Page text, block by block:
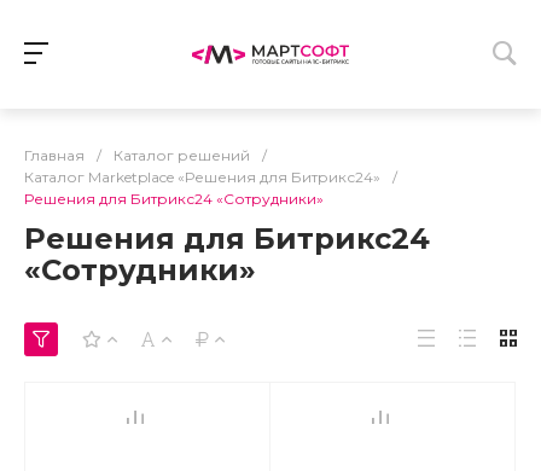
Главная / Каталог решений
/
Каталог Marketplace «Решения для Битрикс24»
/
Решения для Битрикс24 «Сотрудники»
Решения для Битрикс24
«Сотрудники»